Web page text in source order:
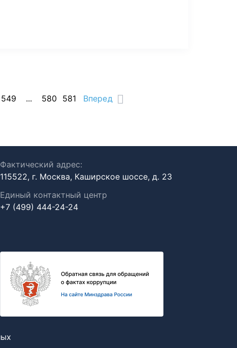
549 ... 580 581 Вперед
Фактический адрес:
115522, г. Москва, Каширское шоссе, д. 23
Единый контактный центр
+7 (499) 444-24-24